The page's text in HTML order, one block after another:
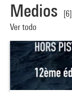
Medios
[6]
Ver todo